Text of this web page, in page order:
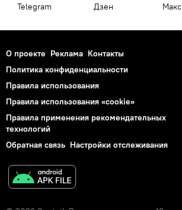
Telegram Дзен Макс
О проекте Реклама Контакты
Политика конфиденциальности
Правила использования
Правила использования «cookie»
Правила применения рекомендательных
технологий
Обратная связь Настройки отслеживания